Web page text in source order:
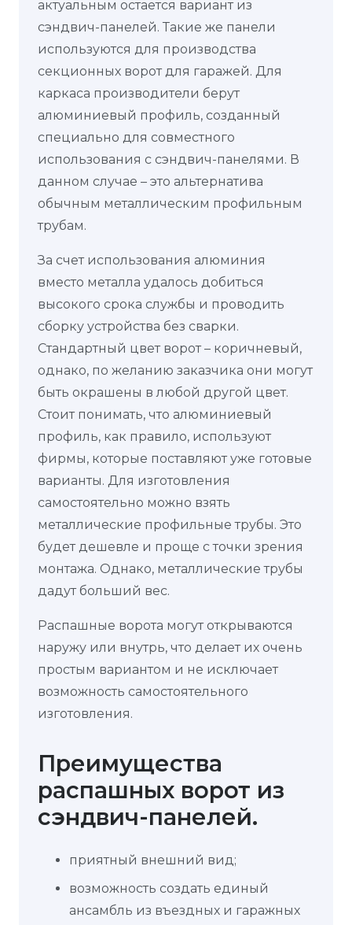
актуальным остается вариант из
сэндвич-панелей. Такие же панели
используются для производства
секционных ворот для гаражей. Для
каркаса производители берут
алюминиевый профиль, созданный
специально для совместного
использования с сэндвич-панелями. В
данном случае – это альтернатива
обычным металлическим профильным
трубам.
За счет использования алюминия
вместо металла удалось добиться
высокого срока службы и проводить
сборку устройства без сварки.
Стандартный цвет ворот – коричневый,
однако, по желанию заказчика они могут
быть окрашены в любой другой цвет.
Стоит понимать, что алюминиевый
профиль, как правило, используют
фирмы, которые поставляют уже готовые
варианты. Для изготовления
самостоятельно можно взять
металлические профильные трубы. Это
будет дешевле и проще с точки зрения
монтажа. Однако, металлические трубы
дадут больший вес.
Распашные ворота могут открываются
наружу или внутрь, что делает их очень
простым вариантом и не исключает
возможность самостоятельного
изготовления.
Преимущества
распашных ворот из
сэндвич-панелей.
приятный внешний вид;
возможность создать единый
ансамбль из въездных и гаражных